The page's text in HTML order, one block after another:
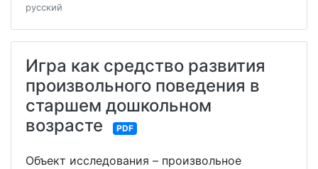
русский
Игра как средство развития
произвольного поведения в
старшем дошкольном
возрасте
PDF
Объект исследования – произвольное